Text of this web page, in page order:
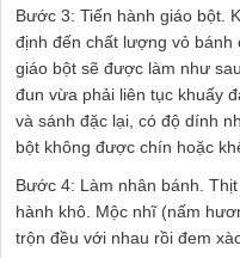
Bước 3: Tiến hành giáo bột.
định đến chất lượng vỏ
giáo bột sẽ được làm như
đun vừa phải liên tục khuấy
và sánh đặc lại, có độ dính
bột không được chín hoặc
Bước 4: Làm nhân bánh.
hành khô. Mộc nhĩ (nấm
trộn đều với nhau rồi đem